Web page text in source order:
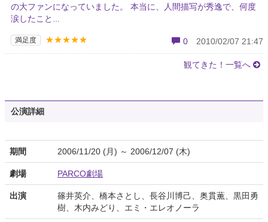
の大ファンになっていました。 本当に、人間描写が秀逸で、何度
涙したこと...
満足度 ★★★★★ 0 2010/02/07 21:47
観てきた！一覧へ
公演詳細
期間 2006/11/20 (月) ～ 2006/12/07 (木)
劇場 PARCO劇場
出演
篠井英介、橋本さとし、長谷川博己、奥貫薫、黒田勇
樹、木内みどり、エミ・エレオノーラ